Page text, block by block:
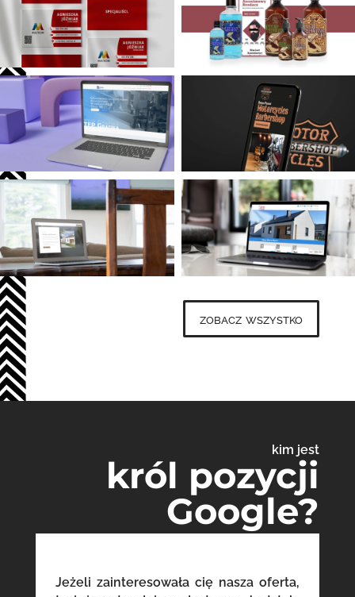
zobacz wszystko
kim jest
król pozycji
Google?
Jeżeli zainteresowała cię nasza oferta,